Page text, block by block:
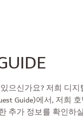
Guide)에서, 저희 호
추가 정보를 확인하실
곳에서의 숙박에 관
니다.